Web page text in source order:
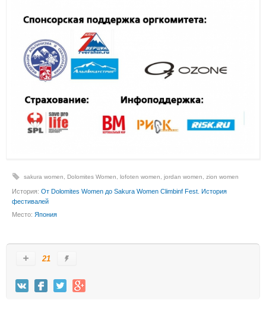
sakura women Dolomites Women lofoten women jordan women zion women
История: От Dolomites Women до Sakura Women Climbinf Fest. История
фестивалей
Место: Япония
21